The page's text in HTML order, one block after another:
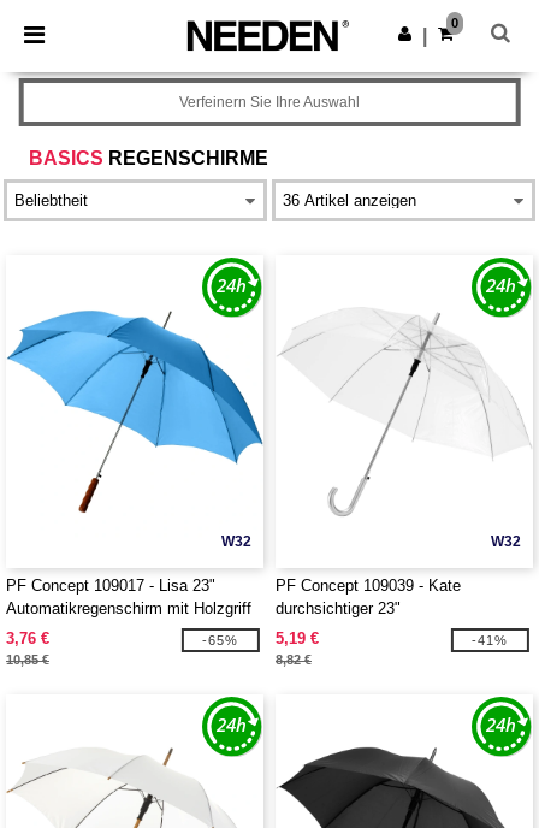
× Needen App
Bessere Preise in der App!
App holen
0
BASICS REGENSCHIRME
Verfeinern Sie Ihre Auswahl
W32
PF Concept 109017 - Lisa 23"
Automatikregenschirm mit Holzgriff
3,76 €
10,85 €
-65%
W32
PF Concept 109039 - Kate
durchsichtiger 23"
Automatikregenschirm
5,19 €
8,82 €
-41%